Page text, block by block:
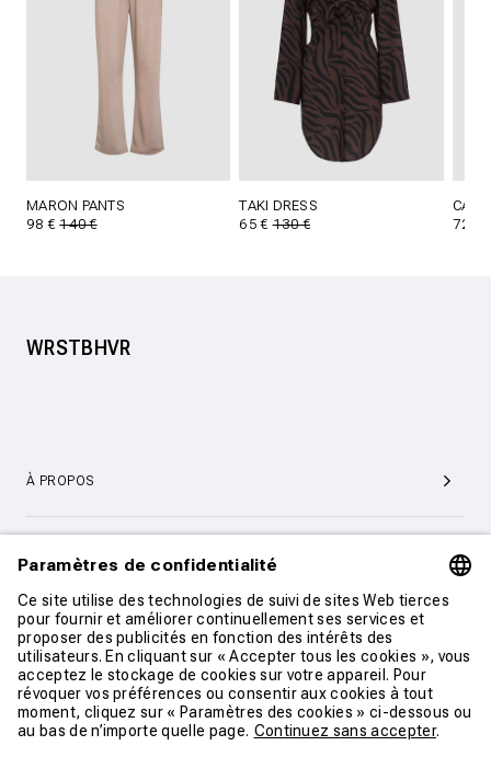
MARON PANTS
98 €140 €
TAKI DRESS
65 €130 €
72 €
WRSTBHVR
À PROPOS
CONTACT